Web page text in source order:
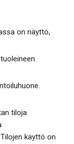
on näyttö,
tiloja
käyttö on